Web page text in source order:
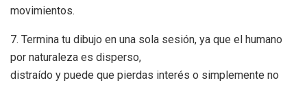
movimientos.
7. Termina tu dibujo en una sola sesión, ya que el humano
por naturaleza es disperso,
distraído y puede que pierdas interés o simplemente no